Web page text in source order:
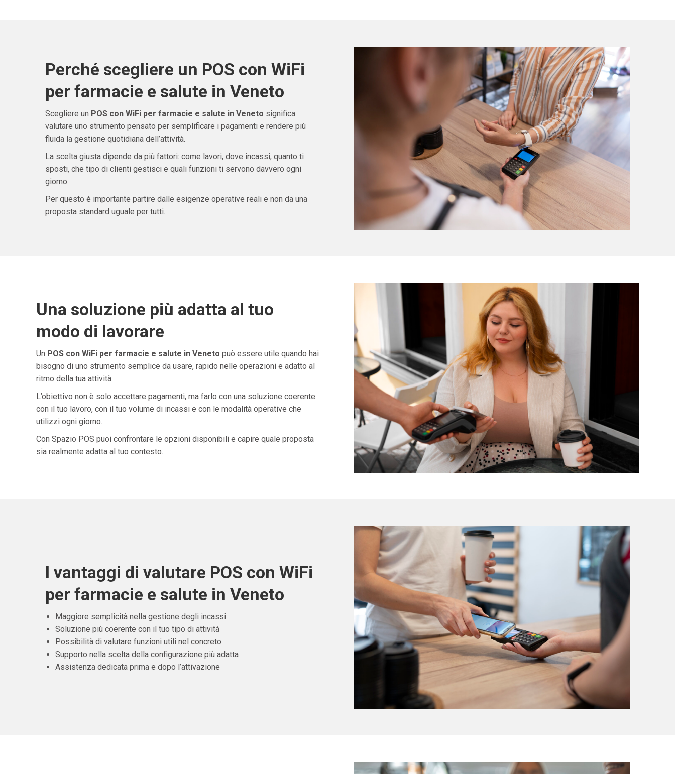
Perché scegliere un POS con WiFi
per farmacie e salute in Veneto
Scegliere un POS con WiFi per farmacie e salute in Veneto significa
valutare uno strumento pensato per semplificare i pagamenti e rendere più
fluida la gestione quotidiana dell’attività.
La scelta giusta dipende da più fattori: come lavori, dove incassi, quanto ti
sposti, che tipo di clienti gestisci e quali funzioni ti servono davvero ogni
giorno.
Per questo è importante partire dalle esigenze operative reali e non da una
proposta standard uguale per tutti.
Una soluzione più adatta al tuo
modo di lavorare
Un POS con WiFi per farmacie e salute in Veneto può essere utile quando hai
bisogno di uno strumento semplice da usare, rapido nelle operazioni e adatto al
ritmo della tua attività.
L’obiettivo non è solo accettare pagamenti, ma farlo con una soluzione coerente
con il tuo lavoro, con il tuo volume di incassi e con le modalità operative che
utilizzi ogni giorno.
Con Spazio POS puoi confrontare le opzioni disponibili e capire quale proposta
sia realmente adatta al tuo contesto.
I vantaggi di valutare POS con WiFi
per farmacie e salute in Veneto
Maggiore semplicità nella gestione degli incassi
Soluzione più coerente con il tuo tipo di attività
Possibilità di valutare funzioni utili nel concreto
Supporto nella scelta della configurazione più adatta
Assistenza dedicata prima e dopo l’attivazione